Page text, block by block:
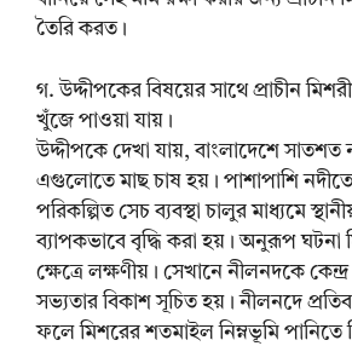
তৈরি করত।
গ. উদ্দীপকের বিষয়ের সাথে প্রাচীন
খুঁজে পাওয়া যায়।
উদ্দীপকে দেখা যায়, বাংলাদেশে সাতশত
এগুলোতে মাছ চাষ হয়। পাশাপাশি নদীতে
পরিকল্পিত সেচ ব্যবস্থা চালুর মাধ্যমে
ব্যাপকভাবে বৃদ্ধি করা হয়। অনুরূপ ঘটনা
ক্ষেত্রে লক্ষণীয়। সেখানে নীলনদকে
সভ্যতার বিকাশ সূচিত হয়। নীলনদে
ফলে মিশরের শতমাইল নিম্নভূমি পানিতে